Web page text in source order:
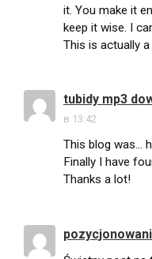
it. You make it
keep it wise. I
This is actually
tubidy mp3
в 13:42
This blog was…
Finally I have
Thanks a lot!